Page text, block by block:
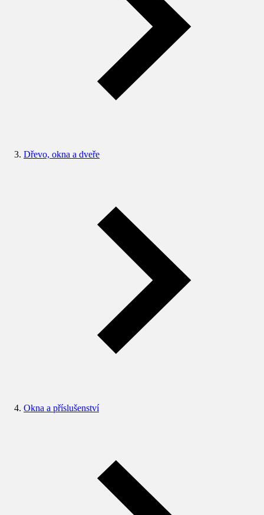
Dřevo, okna a dveře
Okna a příslušenství